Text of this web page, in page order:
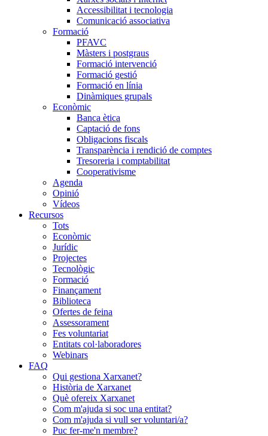
Accessibilitat i tecnologia
Comunicació associativa
Formació
PFAVC
Màsters i postgraus
Formació intervenció
Formació gestió
Formació en línia
Dinàmiques grupals
Econòmic
Banca ètica
Captació de fons
Obligacions fiscals
Transparència i rendició de comptes
Tresoreria i comptabilitat
Cooperativisme
Agenda
Opinió
Vídeos
Recursos
Tots
Econòmic
Jurídic
Projectes
Tecnològic
Formació
Finançament
Biblioteca
Ofertes de feina
Assessorament
Fes voluntariat
Entitats col·laboradores
Webinars
FAQ
Qui gestiona Xarxanet?
Història de Xarxanet
Què ofereix Xarxanet
Com m'ajuda si soc una entitat?
Com m'ajuda si vull ser voluntari/a?
Puc fer-me'n membre?